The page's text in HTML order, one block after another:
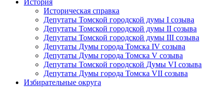
Историческая справка
Депутаты Томской городской думы I созыва
Депутаты Томской городской думы II созыва
Депутаты Томской городской думы III созыва
Депутаты Думы города Томска IV созыва
Депутаты Думы города Томска V созыва
Депутаты Томской городской Думы VI созыва
Депутаты Думы города Томска VII созыва
Избирательные округа